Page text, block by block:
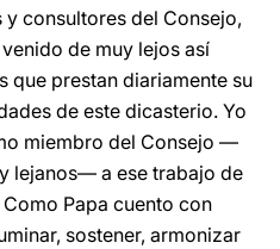
consultores del Consejo,
de muy lejos así
que prestan diariamente su
de este dicasterio. Yo
miembro del Consejo —
lejanos— a ese trabajo de
Papa cuento con
sostener, armonizar